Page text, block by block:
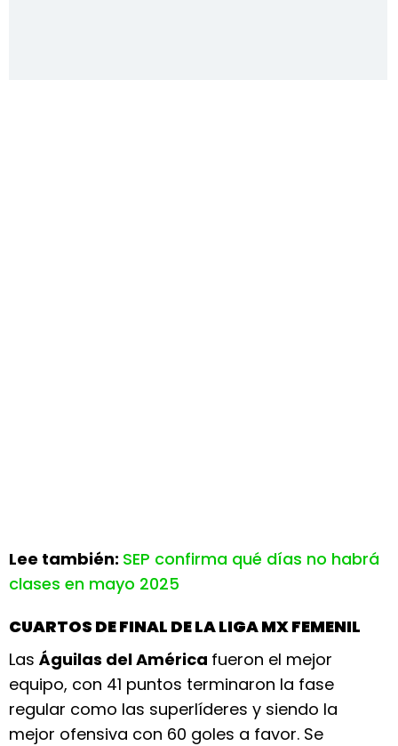
Lee también: SEP confirma qué días no habrá
clases en mayo 2025
CUARTOS DE FINAL DE LA LIGA MX FEMENIL
Las Águilas del América fueron el mejor
equipo, con 41 puntos terminaron la fase
regular como las superlíderes y siendo la
mejor ofensiva con 60 goles a favor. Se